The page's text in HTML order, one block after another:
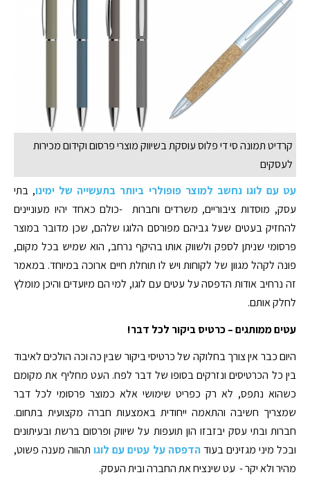
קרדיט תמונה סי די פלוס עוסקת בשיווק מוצרי פרסום וקידום מכירות
לעסקים
עט עם לוגו נחשב למוצר פופולרי ביותר בתעשייה של ימינו, בתי
עסק, מוסדות ציבוריים, משרדים וחברות -כולם כאחד יהיו מעוניינים
להחזיק בעטים שעל גביהם מפורסם הלוגו שלהם, שכן מדובר במוצר
פרסומי שניתן לספק ולשווק אותו בהיקף נרחב, הוא שמיש בכל מקום,
פונה לקהל מגוון של לקוחות ויש לו תוחלת חיים ארוכה במיוחד. במאמר
זה נרחיב אודות הדפסה על עטים עם לוגו, למי הם מיועדים והיכן מומלץ
לחלק אותם.
עטים ממותגים – כרטיס ביקור לכל דבר!
היום כבר אין צורך בחלוקה של כרטיסי ביקור שבין כה וכה הולכים לאיבוד
בין כל הכרטיסים ונזרקים בסופו של דבר לפח. העט מחליף את מקומם
כשהוא נתפס, לא רק כפריט שימושי אלא כמוצר פרסומי לכל דבר
שמצריך חשיבה והתאמה ייחודית באמצעות חברה מקצועית בתחום.
חברות ובתי עסק יבזבזו הון תועפות על שיווק ופרסום ברשת ובעיתונים
ובכל מיני מגזינים בעודהדפסה על עטים עם לוגותהווה מענה פשוט,
מהיר ולא יקר - עט שינציח את החברה ובית העסק.